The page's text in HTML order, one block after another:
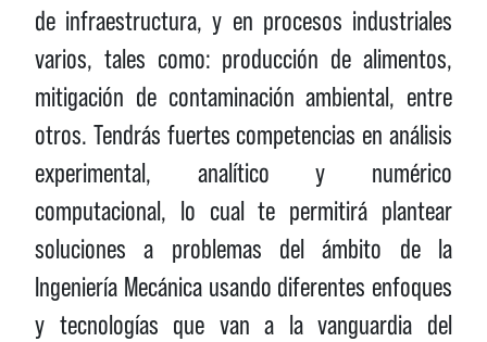
de infraestructura, y en procesos industriales
varios, tales como: producción de alimentos,
mitigación de contaminación ambiental, entre
otros. Tendrás fuertes competencias en análisis
experimental, analítico y numérico
computacional, lo cual te permitirá plantear
soluciones a problemas del ámbito de la
Ingeniería Mecánica usando diferentes enfoques
y tecnologías que van a la vanguardia del